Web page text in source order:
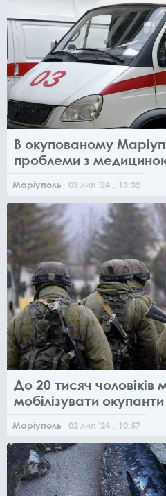
В окупованому
проблеми з
Маріуполь 03 лип '24 , 13:32
До 20 тисяч чоловіків
мобілізувати
Маріуполь 02 лип '24 , 10:57